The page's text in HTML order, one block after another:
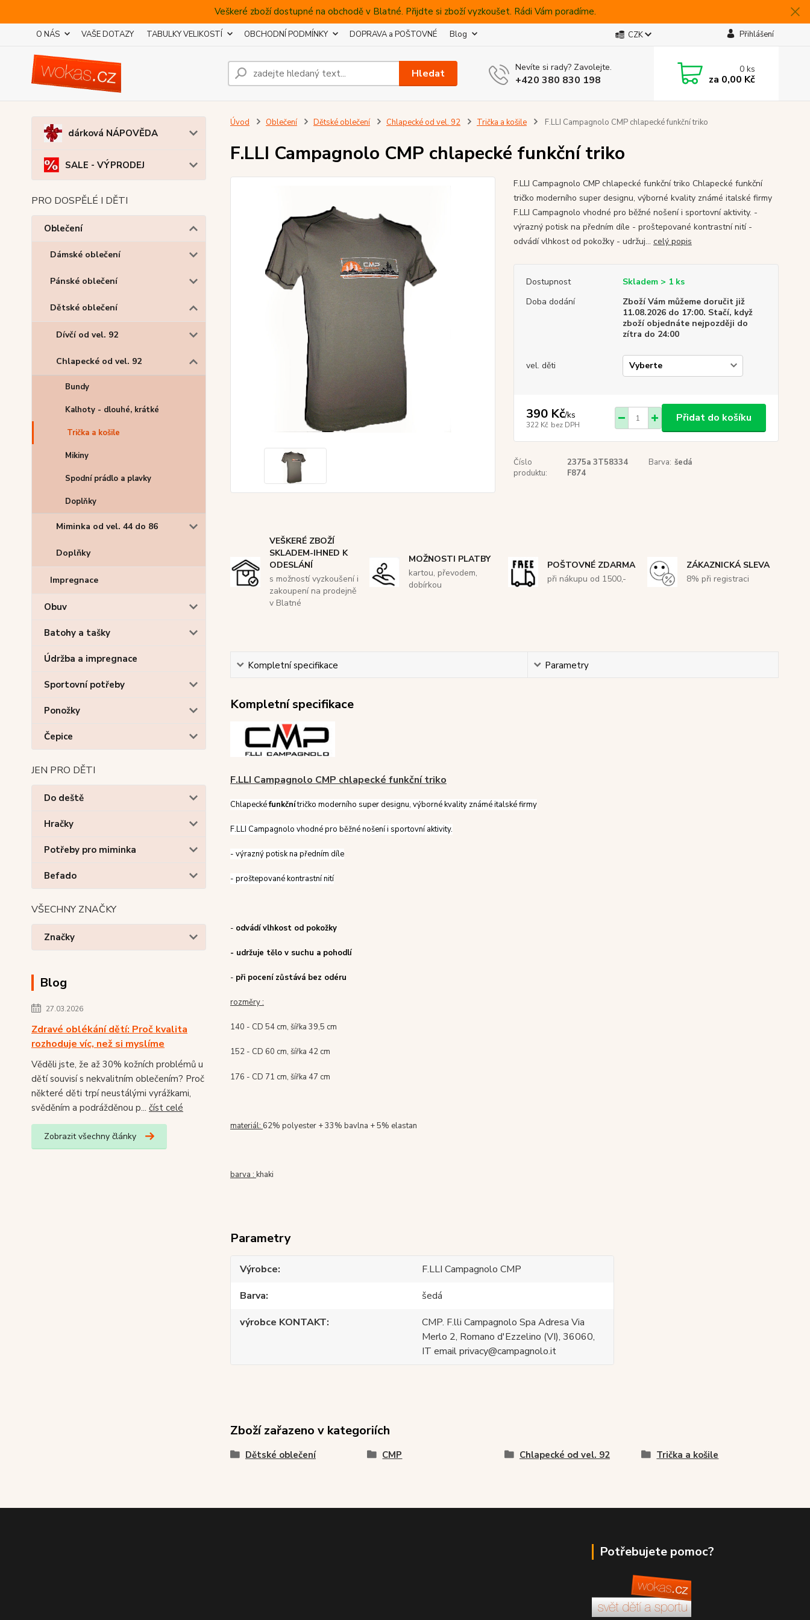
Veškeré zboží dostupné na obchodě v Blatné. Přijdte si zboží vyzkoušet. Rádi Vám poradíme.
O NÁS VAŠE DOTAZY TABULKY VELIKOSTÍ OBCHODNÍ PODMÍNKY DOPRAVA a POŠTOVNÉ Blog CZK Přihlášení
Hledat Nevíte si rady? Zavolejte.
+420 380 830 198
0ks
za 0,00 Kč
dárková NÁPOVĚDA
SALE - VÝPRODEJ
PRO DOSPĚLÉ I DĚTI
Oblečení
Dámské oblečení
Pánské oblečení
Dětské oblečení
Dívčí od vel. 92
Chlapecké od vel. 92
Bundy
Kalhoty - dlouhé, krátké
Trička a košile
Mikiny
Spodní prádlo a plavky
Doplňky
Miminka od vel. 44 do 86
Doplňky
Impregnace
Obuv
Batohy a tašky
Údržba a impregnace
Sportovní potřeby
Ponožky
Čepice
JEN PRO DĚTI
Do deště
Hračky
Potřeby pro miminka
Befado
VŠECHNY ZNAČKY
Značky
Blog
27.03.2026
Zdravé oblékání dětí: Proč kvalita
rozhoduje víc, než si myslíme
Věděli jste, že až 30% kožních problémů u
dětí souvisí s nekvalitním oblečením? Proč
některé děti trpí neustálými vyrážkami,
svěděním a podrážděnou p... číst celé
Zobrazit všechny články
Úvod Oblečení Dětské oblečení Chlapecké od vel. 92 Trička a košile F.LLI Campagnolo CMP chlapecké funkční triko
F.LLI Campagnolo CMP chlapecké funkční triko
F.LLI Campagnolo CMP chlapecké funkční triko Chlapecké funkční
tričko moderního super designu, výborné kvality známé italské firmy
F.LLI Campagnolo vhodné pro běžné nošení i sportovní aktivity. -
výrazný potisk na předním díle - proštepované kontrastní nití -
odvádí vlhkost od pokožky - udržuj... celý popis
Dostupnost
Skladem > 1 ks
Doba dodání
Zboží Vám můžeme doručit již
11.08.2026 do 17:00. Stačí, když
zboží objednáte nejpozději do
zítra do 24:00
vel. děti
390 Kč/ks
322 Kč bez DPH
Přidat do košíku
Číslo
produktu:
2375a 3T58334
F874
Barva: šedá
VEŠKERÉ ZBOŽÍ
SKLADEM-IHNED K
ODESLÁNÍ
s možností vyzkoušení i
zakoupení na prodejně
v Blatné
MOŽNOSTI PLATBY
kartou, převodem,
dobírkou
POŠTOVNÉ ZDARMA
při nákupu od 1500,-
ZÁKAZNICKÁ SLEVA
8% při registraci
Kompletní specifikace Parametry
Kompletní specifikace
F.LLI Campagnolo CMP chlapecké funkční triko
Chlapeckéfunkčnítričko moderního super designu, výborné kvality známé italské firmy
F.LLI Campagnolo vhodné pro běžné nošení i sportovní aktivity.
- výrazný potisk na předním díle
- proštepované kontrastní nití
- odvádí vlhkost od pokožky
- udržuje tělo v suchu a pohodlí
- při pocení zůstává bez odéru
rozměry :
140 - CD 54 cm, šířka 39,5 cm
152 - CD 60 cm, šířka 42 cm
176 - CD 71 cm, šířka 47 cm
materiál: 62% polyester + 33% bavlna + 5% elastan
barva : khaki
Parametry
Výrobce
F.LLI Campagnolo CMP
Barva
šedá
výrobce KONTAKT
CMP. F.lli Campagnolo Spa Adresa Via
Merlo 2, Romano d'Ezzelino (VI), 36060,
IT email privacy@campagnolo.it
Zboží zařazeno v kategoriích
Dětské oblečení CMP Chlapecké od vel. 92 Trička a košile
Potřebujete pomoc?